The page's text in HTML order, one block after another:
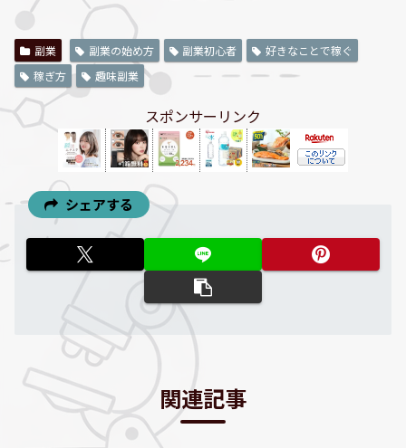
副業 副業の始め方 副業初心者
好きなことで稼ぐ
稼ぎ方
趣味副業
スポンサーリンク
シェアする
関連記事